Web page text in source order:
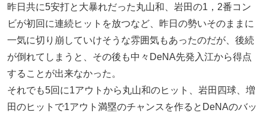
昨日共に5安打と大暴れだった丸山和、岩田の1，2番コン
ビが初回に連続ヒットを放つなど、昨日の勢いそのままに
一気に切り崩していけそうな雰囲気もあったのだが、後続
が倒れてしまうと、その後も中々DeNA先発入江から得点
することが出来なかった。
それでも5回に1アウトから丸山和のヒット、岩田四球、増
田のヒットで1アウト満塁のチャンスを作るとDeNAのバッ